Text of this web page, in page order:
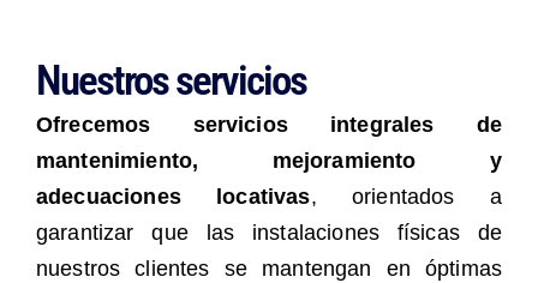
Nuestros servicios
Ofrecemos servicios integrales de
mantenimiento, mejoramiento y
adecuaciones locativas, orientados a
garantizar que las instalaciones físicas de
nuestros clientes se mantengan en óptimas